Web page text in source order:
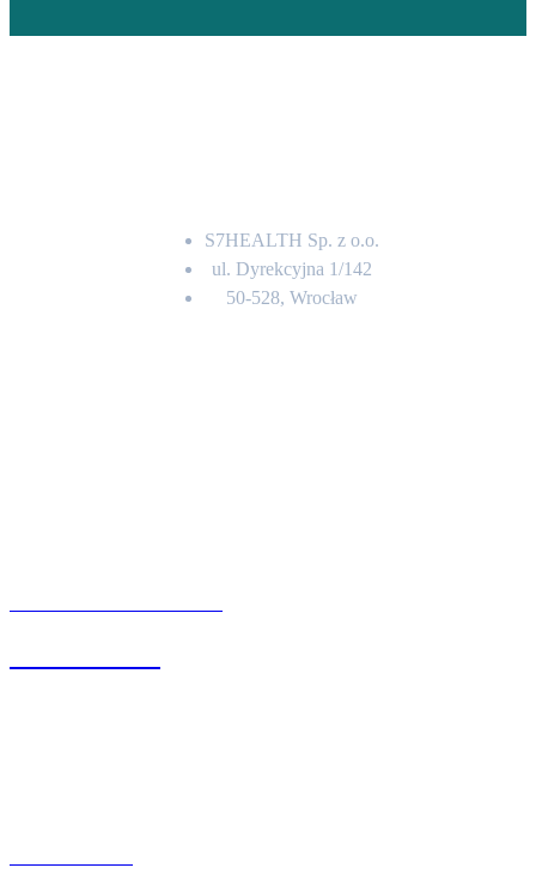
S7HEALTH Sp. z o.o.
ul. Dyrekcyjna 1/142
50-528, Wrocław